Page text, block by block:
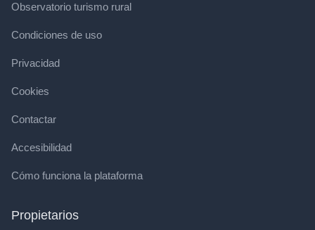
Observatorio turismo rural
Condiciones de uso
Privacidad
Cookies
Contactar
Accesibilidad
Cómo funciona la plataforma
Propietarios